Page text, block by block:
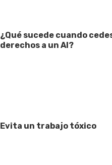
¿Qué sucede cuando
derechos a un AI?
Evita un trabajo tóxico